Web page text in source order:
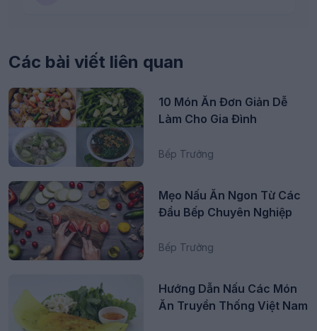
Các bài viết liên quan
10 Món Ăn Đơn Giản Dễ
Làm Cho Gia Đình
Bếp Trưởng
Mẹo Nấu Ăn Ngon Từ Các
Đầu Bếp Chuyên Nghiệp
Bếp Trưởng
Hướng Dẫn Nấu Các Món
Ăn Truyền Thống Việt Nam